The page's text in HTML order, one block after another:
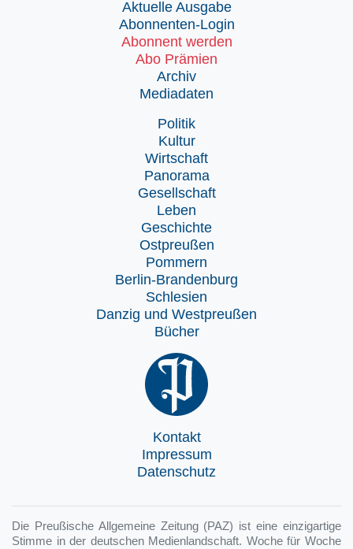
Aktuelle Ausgabe
Abonnenten-Login
Abonnent werden
Abo Prämien
Archiv
Mediadaten
Politik
Kultur
Wirtschaft
Panorama
Gesellschaft
Leben
Geschichte
Ostpreußen
Pommern
Berlin-Brandenburg
Schlesien
Danzig und Westpreußen
Bücher
Kontakt
Impressum
Datenschutz
Die Preußische Allgemeine Zeitung (PAZ) ist eine einzigartige
Stimme in der deutschen Medienlandschaft. Woche für Woche